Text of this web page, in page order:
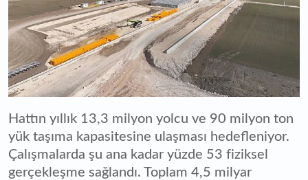
Hattın yıllık 13,3 milyon yolcu ve 90 milyon ton
yük taşıma kapasitesine ulaşması hedefleniyor.
Çalışmalarda şu ana kadar yüzde 53 fiziksel
gerçekleşme sağlandı. Toplam 4,5 milyar